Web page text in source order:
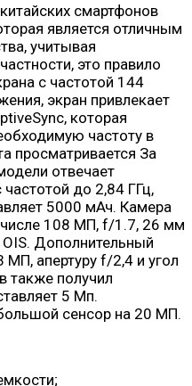
смартфонов
является отличным
учитывая
это правило
с частотой 144
экран привлекает
которая
частоту в
просматривается За
отвечает
до 2,84 ГГц,
5000 мАч. Камера
числе 108 МП, f/1.7, 26 мм
Дополнительный
апертуру f/2,4 и угол
также получил
5 Мп.
сенсор на 20 МП.